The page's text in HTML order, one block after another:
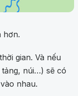
hơn.
gian. Và nếu
núi…) sẽ có
nhau.